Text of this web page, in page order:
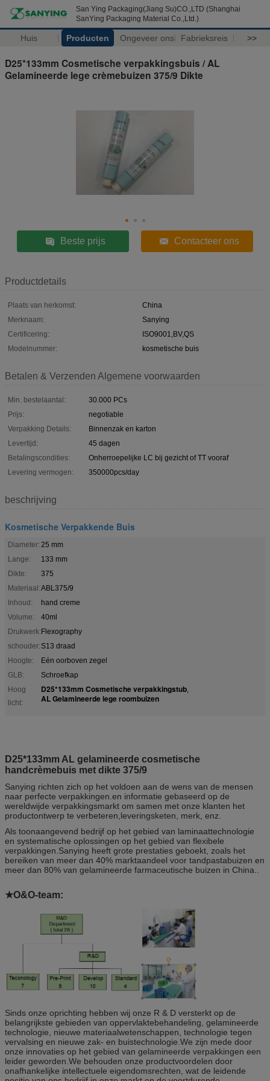
San Ying Packaging(Jiang Su)CO.,LTD (Shanghai
SanYing Packaging Material Co.,Ltd.)
Huis Producten Ongeveer ons Fabrieksreis >>
D25*133mm Cosmetische verpakkingsbuis / AL
Gelamineerde lege crèmebuizen 375/9 Dikte
Beste prijs Contacteer ons
Productdetails
Plaats van herkomst:
China
Merknaam:
Sanying
Certificering:
ISO9001,BV,QS
Modelnummer:
kosmetische buis
Betalen & Verzenden Algemene voorwaarden
Min. bestelaantal:
30.000 PCs
Prijs:
negotiable
Verpakking Details:
Binnenzak en karton
Levertijd:
45 dagen
Betalingscondities:
Onherroepelijke LC bij gezicht of TT vooraf
Levering vermogen:
350000pcs/day
beschrijving
Kosmetische Verpakkende Buis
Diameter: 25 mm
Lange:
133 mm
Dikte:
375
Materiaal:ABL375/9
Inhoud:
hand creme
Volume:
40ml
Drukwerk:Flexography
schouder: S13 draad
Hoogte:
Eén oorboven zegel
GLB:
Schroefkap
Hoog
licht:
D25*133mm Cosmetische verpakkingstub,
AL Gelamineerde lege roombuizen
D25*133mm AL gelamineerde cosmetische
handcrèmebuis met dikte 375/9
Sanying richten zich op het voldoen aan de wens van de mensen
naar perfecte verpakkingen.en informatie gebaseerd op de
wereldwijde verpakkingsmarkt om samen met onze klanten het
productontwerp te verbeteren,leveringsketen, merk, enz.
Als toonaangevend bedrijf op het gebied van laminaattechnologie
en systematische oplossingen op het gebied van flexibele
verpakkingen.Sanying heeft grote prestaties geboekt, zoals het
bereiken van meer dan 40% marktaandeel voor tandpastabuizen en
meer dan 80% van gelamineerde farmaceutische buizen in China..
★O&O-team:
Sinds onze oprichting hebben wij onze R & D versterkt op de
belangrijkste gebieden van oppervlaktebehandeling, gelamineerde
technologie, nieuwe materiaalwetenschappen, technologie tegen
vervalsing en nieuwe zak- en buistechnologie.We zijn mede door
onze innovaties op het gebied van gelamineerde verpakkingen een
leider geworden.We behouden onze productvoordelen door
onafhankelijke intellectuele eigendomsrechten, wat de leidende